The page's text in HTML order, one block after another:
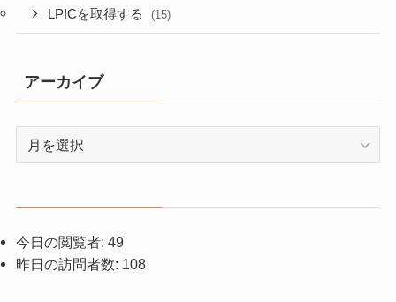
LPICを取得する (15)
アーカイブ
今日の閲覧者: 49
昨日の訪問者数: 108